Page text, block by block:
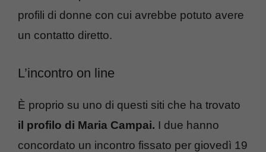
profili di donne con cui avrebbe potuto avere
un contatto diretto.
L’incontro on line
È proprio su uno di questi siti che ha trovato
il profilo di Maria Campai. I due hanno
concordato un incontro fissato per giovedì 19